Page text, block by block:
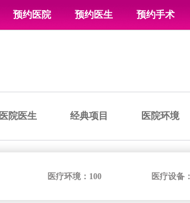
预约医院 预约医生 预约手术
医院医生 经典项目 医院环境
医疗环境： 100 医疗设备：